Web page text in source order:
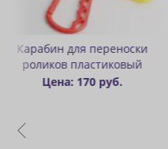
Бафф утепленный
двухслойный цветной
Цена: 450 руб. Цена: 600